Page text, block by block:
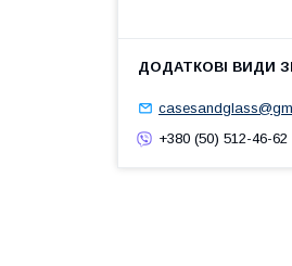
+380 (50) 512-46-62